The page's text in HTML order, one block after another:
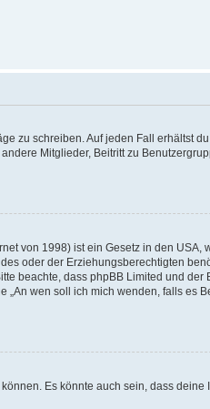
zu schreiben. Auf jeden Fall erhältst
Mitglieder, Beitritt zu
von 1998) ist ein Gesetz in den USA,
oder der Erziehungsberechtigten
beachte, dass phpBB Limited und der
wen soll ich mich wenden, falls es
Es könnte auch sein, dass deine